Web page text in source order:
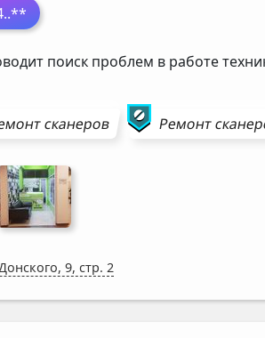
..**
поиск проблем в работе
сканеров Ремонт
9, стр. 2